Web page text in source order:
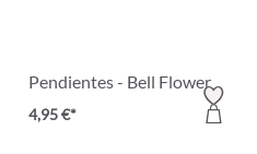
Pendientes - Bell Flower
4,95 €*